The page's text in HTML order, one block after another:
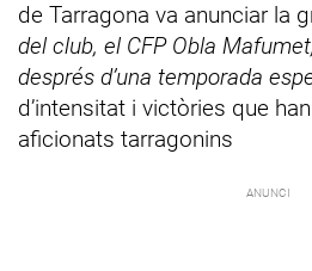
de Tarragona va anunciar la
del club, el CFP Obla
després d’una temporada
d’intensitat i victòries que
aficionats tarragonins